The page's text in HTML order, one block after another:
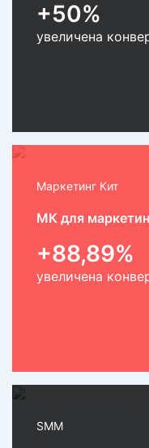
+50%
увеличена
Маркетинг Кит
МК для
+88,89%
увеличена
SMM